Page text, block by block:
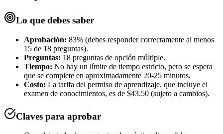
Lo que debes saber
Aprobación: 83% (debes responder correctamente al menos
15 de 18 preguntas).
Preguntas: 18 preguntas de opción múltiple.
Tiempo: No hay un límite de tiempo estricto, pero se espera
que se complete en aproximadamente 20-25 minutos.
Costo: La tarifa del permiso de aprendizaje, que incluye el
examen de conocimientos, es de $43.50 (sujeto a cambios).
Claves para aprobar